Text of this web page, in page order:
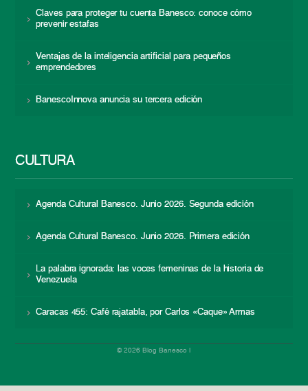
Claves para proteger tu cuenta Banesco: conoce cómo
prevenir estafas
Ventajas de la inteligencia artificial para pequeños
emprendedores
BanescoInnova anuncia su tercera edición
CULTURA
Agenda Cultural Banesco. Junio 2026. Segunda edición
Agenda Cultural Banesco. Junio 2026. Primera edición
La palabra ignorada: las voces femeninas de la historia de
Venezuela
Caracas 455: Café rajatabla, por Carlos «Caque» Armas
© 2026 Blog Banesco |